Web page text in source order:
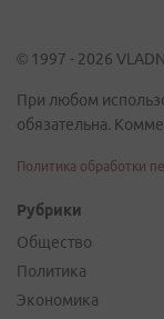
© 1997 - 2026
При любом
обязательна.
Политика обработки
Рубрики
Общество
Политика
Экономика